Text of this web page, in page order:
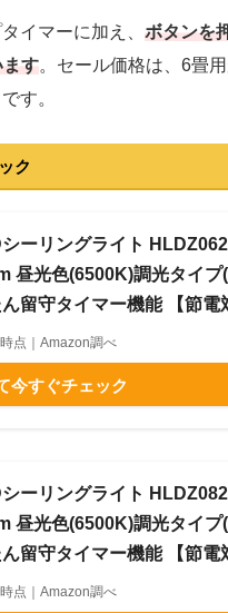
イマーに加え、 ボタンを
す。セール価格は、6畳
す。
ク
ーリングライト
昼光色(6500K)調光タイプ
留守タイマー機能 【節電
点｜Amazon調べ
今すぐチェック
ーリングライト
昼光色(6500K)調光タイプ
留守タイマー機能 【節電
点｜Amazon調べ